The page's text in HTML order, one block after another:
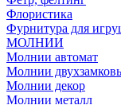
Флористика
Фурнитура для
МОЛНИИ
Молнии автомат
Молнии
Молнии декор
Молнии металл